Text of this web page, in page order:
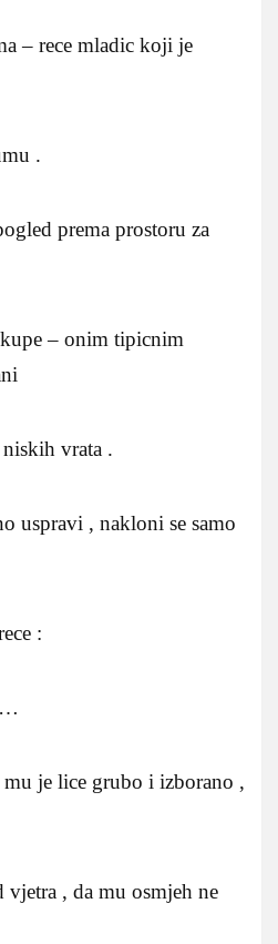
– rece mladic koji je
.
prema prostoru za
– onim tipicnim
vrata .
uspravi , nakloni se samo
:
je lice grubo i izborano ,
vjetra , da mu osmjeh ne